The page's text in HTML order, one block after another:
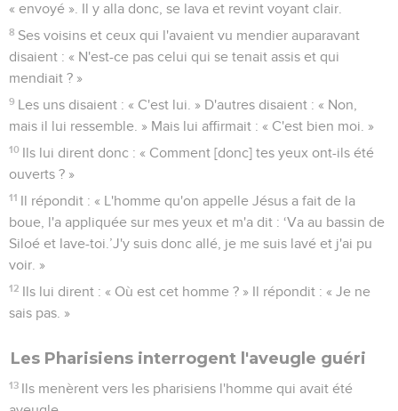
« envoyé ». Il y alla donc, se lava et revint voyant clair.
8 Ses voisins et ceux qui l'avaient vu mendier auparavant
disaient : « N'est-ce pas celui qui se tenait assis et qui
mendiait ? »
9 Les uns disaient : « C'est lui. » D'autres disaient : « Non,
mais il lui ressemble. » Mais lui affirmait : « C'est bien moi. »
10 Ils lui dirent donc : « Comment [donc] tes yeux ont-ils été
ouverts ? »
11 Il répondit : « L'homme qu'on appelle Jésus a fait de la
boue, l'a appliquée sur mes yeux et m'a dit : ‘Va au bassin de
Siloé et lave-toi.’J'y suis donc allé, je me suis lavé et j'ai pu
voir. »
12 Ils lui dirent : « Où est cet homme ? » Il répondit : « Je ne
sais pas. »
Les Pharisiens interrogent l'aveugle guéri
13 Ils menèrent vers les pharisiens l'homme qui avait été